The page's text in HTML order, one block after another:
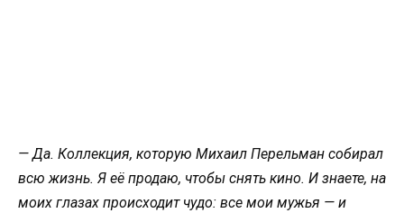
— Да. Коллекция, которую Михаил Перельман собирал
всю жизнь. Я её продаю, чтобы снять кино. И знаете, на
моих глазах происходит чудо: все мои мужья — и